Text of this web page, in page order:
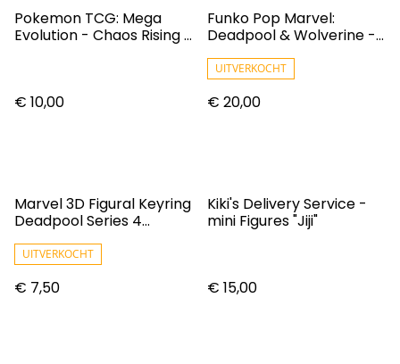
Pokemon TCG: Mega
Evolution - Chaos Rising -
€ 10,00
Funko Pop Marvel:
Deadpool & Wolverine -
UITVERKOCHT
€ 20,00
Marvel 3D Figural Keyring
Deadpool Series 4
UITVERKOCHT
€ 7,50
Kiki's Delivery Service -
mini Figures "Jiji"
€ 15,00